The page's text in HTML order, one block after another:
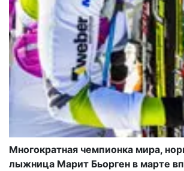
Многократная чемпионка мира,
лыжница Марит Бьорген в марте